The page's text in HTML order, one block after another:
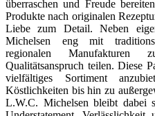
überraschen und Freude
Produkte nach originalen
Liebe zum Detail. Neben
Michelsen eng mit
regionalen Manufakturen
Qualitätsanspruch teilen. Diese
vielfältiges Sortiment
Köstlichkeiten bis hin zu
L.W.C. Michelsen bleibt dabei